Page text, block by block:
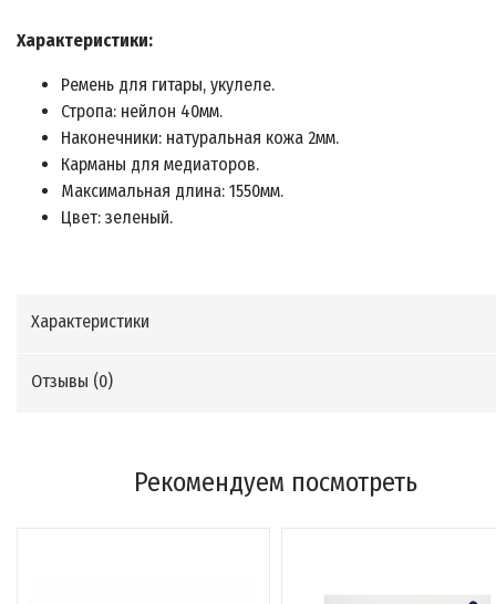
Характеристики:
Ремень для гитары, укулеле.
Стропа: нейлон 40мм.
Наконечники: натуральная кожа 2мм.
Карманы для медиаторов.
Максимальная длина: 1550мм.
Цвет: зеленый.
Характеристики
Отзывы (0)
Рекомендуем посмотреть